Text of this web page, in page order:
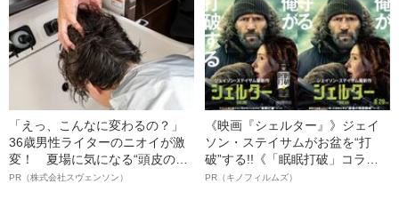
語る”《日本興収70億円突破》
「えっ、こんなに変わるの？」
36歳男性ライターのニオイが激
変！ 夏場に気になる“頭皮のニ
オイ”や“ベタつき”を解消す
PR（株式会社スヴェンソン）
《映画『シェルター』》ジェイ
ソン・ステイサムがお盆を“打
破”する!!《「眠眠打破」コラ
ボ》
PR（キノフィルムズ）